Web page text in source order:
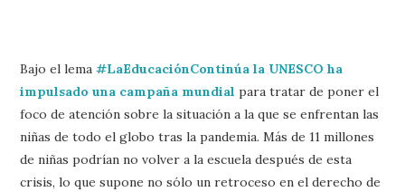
Bajo el lema#LaEducaciónContinúa la UNESCO ha
impulsado una campaña mundial para tratar de poner el
foco de atención sobre la situación a la que se enfrentan las
niñas de todo el globo tras la pandemia. Más de 11 millones
de niñas podrían no volver a la escuela después de esta
crisis, lo que supone no sólo un retroceso en el derecho de